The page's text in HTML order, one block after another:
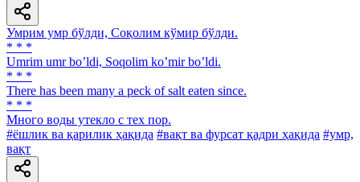
Умрим умр бўлди, Соқолим кўмир бўлди.
* * *
Umrim umr boʼldi, Soqolim koʼmir boʼldi.
* * *
There has been many a peck of salt eaten since.
* * *
Много воды утекло с тех пор.
#ёшлик ва қарилик ҳақида #вақт ва фурсат қадри ҳақида #умр,
вақт